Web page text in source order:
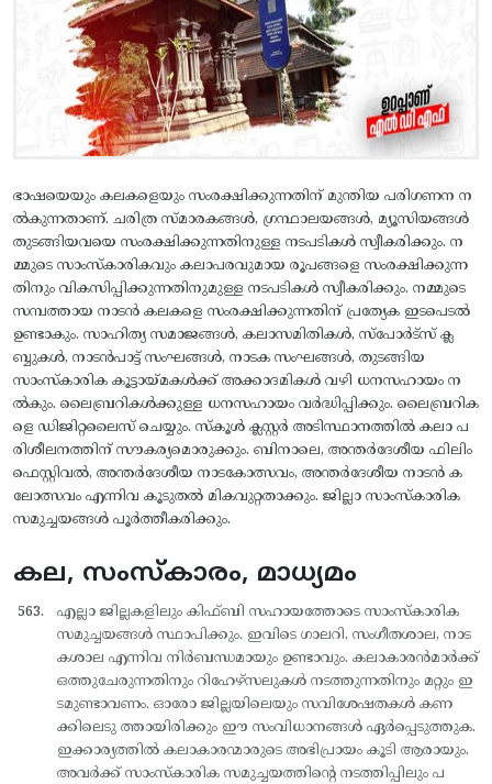
ഭാഷയെയും കലകളെയും സംരക്ഷിക്കുന്നതിന് മുന്തിയ പരിഗണന ന
ല്‍കുന്നതാണ്. ചരിത്ര സ്മാരകങ്ങള്‍, ഗ്രന്ഥാലയങ്ങള്‍, മ്യൂസിയങ്ങള്‍
തുടങ്ങിയവയെ സംരക്ഷിക്കുന്നതിനുള്ള നടപടികള്‍ സ്വീകരിക്കും. ന
മ്മുടെ സാംസ്കാരികവും കലാപരവുമായ രൂപങ്ങളെ സംരക്ഷിക്കുന്ന
തിനും വികസിപ്പിക്കുന്നതിനുമുള്ള നടപടികള്‍ സ്വീകരിക്കും. നമ്മുടെ
സമ്പത്തായ നാടന്‍ കലകളെ സംരക്ഷിക്കുന്നതിന് പ്രത്യേക ഇടപെടല്‍
ഉണ്ടാകും. സാഹിത്യ സമാജങ്ങള്‍, കലാസമിതികള്‍, സ്പോര്‍ട്സ് ക്ല
ബ്ബുകള്‍, നാടന്‍പാട്ട് സംഘങ്ങള്‍, നാടക സംഘങ്ങള്‍, തുടങ്ങിയ
സാംസ്കാരിക കൂട്ടായ്മകള്‍ക്ക് അക്കാദമികള്‍ വഴി ധനസഹായം ന
ല്‍കും. ലൈബ്രറികള്‍ക്കുള്ള ധനസഹായം വര്‍ദ്ധിപ്പിക്കും. ലൈബ്രറിക
ളെ ഡിജിറ്റലൈസ് ചെയ്യും. സ്കൂള്‍ ക്ലസ്റ്റര്‍ അടിസ്ഥാനത്തില്‍ കലാ പ
രിശീലനത്തിന് സൗകര്യമൊരുക്കും. ബിനാലെ, അന്തര്‍ദേശീയ ഫിലിം
ഫെസ്റ്റിവല്‍, അന്തര്‍ദേശീയ നാടകോത്സവം, അന്തര്‍ദേശീയ നാടന്‍ ക
ലോത്സവം എന്നിവ കൂടുതല്‍ മികവുറ്റതാക്കും. ജില്ലാ സാംസ്കാരിക
സമുച്ചയങ്ങള്‍ പൂര്‍ത്തീകരിക്കും.
കല, സംസ്കാരം, മാധ്യമം
എല്ലാ ജില്ലകളിലും കിഫ്ബി സഹായത്തോടെ സാംസ്കാരിക
സമുച്ചയങ്ങള്‍ സ്ഥാപിക്കും. ഇവിടെ ഗാലറി, സംഗീതശാല, നാട
കശാല എന്നിവ നിര്‍ബന്ധമായും ഉണ്ടാവും. കലാകാരന്‍മാര്‍ക്ക്
ഒത്തുചേരുന്നതിനും റിഹേഴ്സലുകള്‍ നടത്തുന്നതിനും മറ്റും ഇ
ടമുണ്ടാവണം. ഓരോ ജില്ലയിലെയും സവിശേഷതകള്‍ കണ
ക്കിലെടു ത്തായിരിക്കും ഈ സംവിധാനങ്ങള്‍ ഏര്‍പ്പെടുത്തുക.
ഇക്കാര്യത്തില്‍ കലാകാരന്മാരുടെ അഭിപ്രായം കൂടി ആരായും.
അവര്‍ക്ക് സാംസ്കാരിക സമുച്ചയത്തിന്റെ നടത്തിപ്പിലും പ